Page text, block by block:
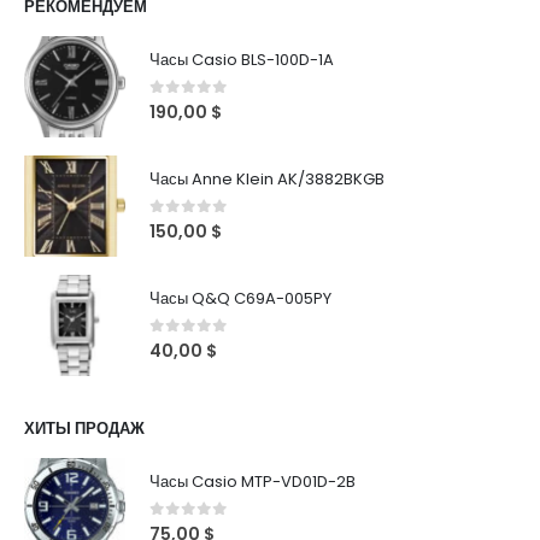
РЕКОМЕНДУЕМ
Часы Casio BLS-100D-1A
0out of 5
190,00 $
Часы Anne Klein AK/3882BKGB
0out of 5
150,00 $
Часы Q&Q C69A-005PY
0 out of 5
40,00 $
ХИТЫ ПРОДАЖ
Часы Casio MTP-VD01D-2B
0out of 5
75,00 $